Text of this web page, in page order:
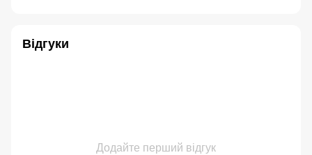
Відгуки
Додайте перший відгук